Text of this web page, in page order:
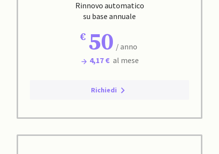
Rinnovo automatico
su base annuale
50 / anno
4,17 € al mese
Richiedi